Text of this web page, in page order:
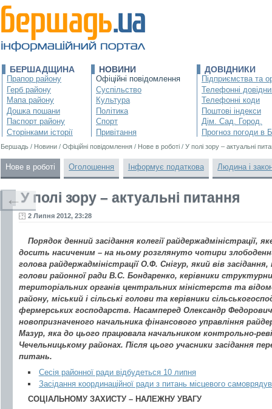
БЕРШАДЩИНА
Прапор району
Герб району
Мапа району
Дошка пошани
Паспорт району
Сторінками історії
НОВИНИ
Офіційні повідомлення
Суспільство
Культура
Політика
Спорт
Привітання
ДОВІДНИКИ
Підприємства та
Телефонні
Телефонні коди
Поштові індекси
Дім. Сад. Город.
Прогноз погоди в
Бершадь / Новини / Офіційні повідомлення / Нове в роботі / У полі зору – актуальні
Нове в роботі Оголошення Інформує податкова Людина і
У полі зору – актуальні питання
2 Липня 2012, 23:28
Порядок денний засідання колегії райдержадміністрації,
досить насиченим – на ньому розглянуто чотири
голова райдержадміністрації О.Ф. Снігур, який вів
голови районної ради В.С. Бондаренко, керівники
територіальних органів центральних міністерств та
району, міський і сільські голови та керівники
фермерських господарств. Насамперед Олександр
новопризначеного начальника фінансового управління
Мазур, яка до цього працювала начальником контрольно-
Чечельницькому районах. Після цього учасники засідання
питань.
Сесія районної ради відбудеться 10 липня
Засідання координаційної ради з питань місцевого
СОЦІАЛЬНОМУ ЗАХИСТУ – НАЛЕЖНУ УВАГУ
←